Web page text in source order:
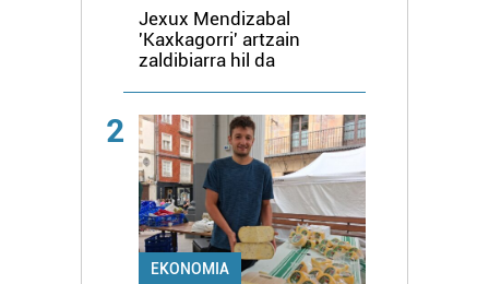
Jexux Mendizabal
'Kaxkagorri' artzain
zaldibiarra hil da
2
EKONOMIA